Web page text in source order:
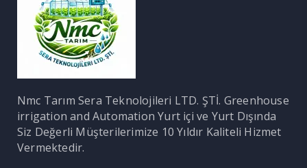
Nmc Tarım Sera Teknolojileri LTD. ŞTİ. Greenhouse
irrigation and Automation Yurt içi ve Yurt Dışında
Siz Değerli Müşterilerimize 10 Yıldır Kaliteli Hizmet
Vermektedir.